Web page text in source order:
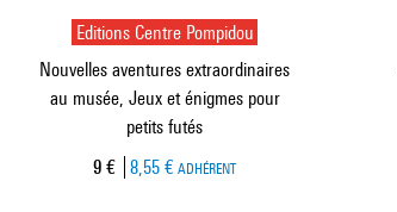
Editions Centre Pompidou
Nouvelles aventures extraordinaires
au musée, Jeux et énigmes pour
petits futés
Prix ​​actuel
9 € 8,55 € ADHÉRENT